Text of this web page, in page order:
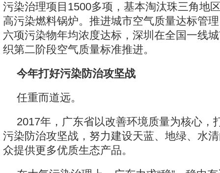
污染治理项目1500多项，基本淘汰珠三角地
高污染燃料锅炉。推进城市空气质量达标管
六项污染物年均浓度达标，深圳在全国一线
织第二阶段空气质量标准推进。
今年打好污染防治攻坚战
任重而道远。
2017年，广东省以改善环境质量为核心，
污染防治攻坚战，努力建设天蓝、地绿、水
众提供更多优质生态产品。